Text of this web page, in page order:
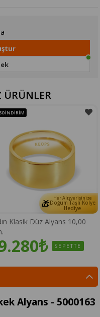
Alyans - 5000163
ÜRÜNLER
🎁 Her Alışverişinize
Doğum Taşlı Kolye
Hediye
Klasik Düz Alyans 10,00
SEPETTE
İNDIRIM